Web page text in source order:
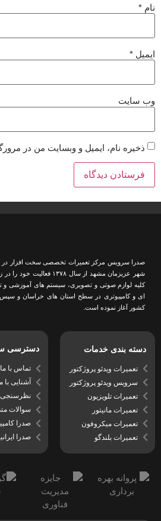
نام *
ایمیل *
وب‌ سایت
ذخیره نام، ایمیل و وبسایت من در
صدرا سرویس مرکز تعمیرات تخصصی سخت افزار
شهر عزیزمان مشهد از سال ١٣٧٨
کلیه لوازم صوتی و تصویری، سیستم های آموزشی و
ای و کامپیوتری در سطح استان های خراسان و
کشور آغاز نموده است.
دسته بندی خدمات
تعمیرات ویدئو پروژکتور
سرویس ویدئو پروژکتور
تعمیرات تلویزیون
تعمیرات مانیتور
تعمیرات میکروفون
تعمیرات بلندگو
دسترسی
تماس با ما
آشنایی با
نظرسنجی
سوالات
صدرا
صدرا